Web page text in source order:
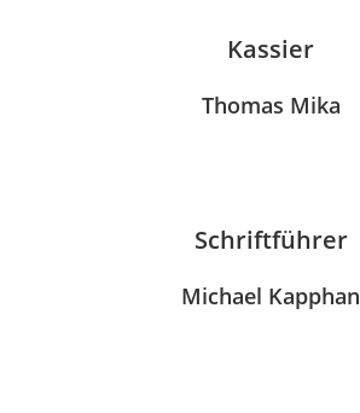
Kassier
Thomas Mika
Schriftführer
Michael Kapphan